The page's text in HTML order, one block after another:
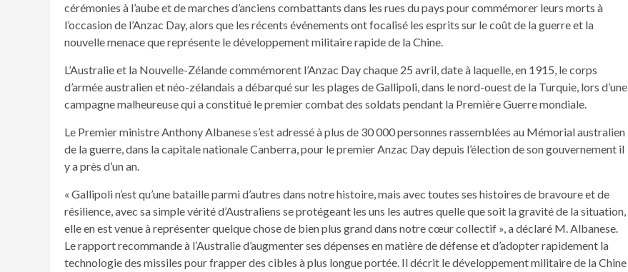
cérémonies à l’aube et de marches d’anciens combattants dans les rues du pays pour commémorer leurs morts à
l’occasion de l’Anzac Day, alors que les récents événements ont focalisé les esprits sur le coût de la guerre et la
nouvelle menace que représente le développement militaire rapide de la Chine.
L’Australie et la Nouvelle-Zélande commémorent l’Anzac Day chaque 25 avril, date à laquelle, en 1915, le corps
d’armée australien et néo-zélandais a débarqué sur les plages de Gallipoli, dans le nord-ouest de la Turquie, lors d’une
campagne malheureuse qui a constitué le premier combat des soldats pendant la Première Guerre mondiale.
Le Premier ministre Anthony Albanese s’est adressé à plus de 30 000 personnes rassemblées au Mémorial australien
de la guerre, dans la capitale nationale Canberra, pour le premier Anzac Day depuis l’élection de son gouvernement il
y a près d’un an.
« Gallipoli n’est qu’une bataille parmi d’autres dans notre histoire, mais avec toutes ses histoires de bravoure et de
résilience, avec sa simple vérité d’Australiens se protégeant les uns les autres quelle que soit la gravité de la situation,
elle en est venue à représenter quelque chose de bien plus grand dans notre cœur collectif », a déclaré M. Albanese.
Le rapport recommande à l’Australie d’augmenter ses dépenses en matière de défense et d’adopter rapidement la
technologie des missiles pour frapper des cibles à plus longue portée. Il décrit le développement militaire de la Chine